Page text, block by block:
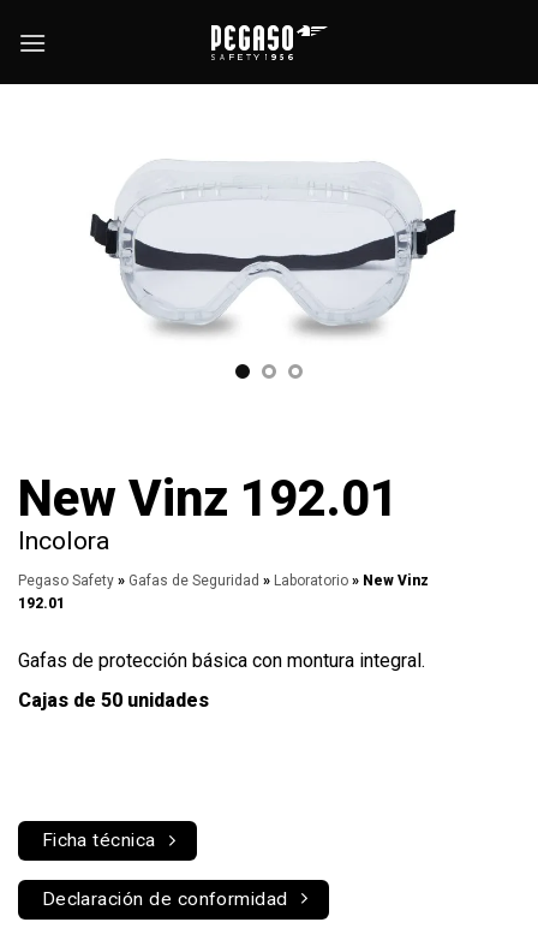
New Vinz 192.01
Incolora
Pegaso Safety » Gafas de Seguridad » Laboratorio » New Vinz
192.01
Gafas de protección básica con montura integral.
Cajas de 50 unidades
Ficha técnica
Declaración de conformidad